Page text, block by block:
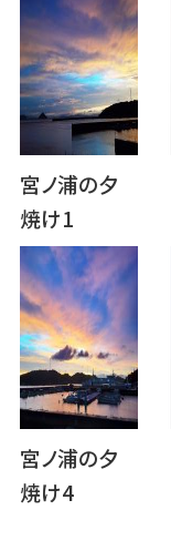
宮ノ浦の夕
焼け1
宮ノ浦の夕
焼け4